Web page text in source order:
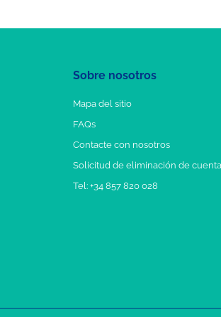
Sobre nosotros
Mapa del sitio
FAQs
Contacte con nosotros
Solicitud de eliminación de cuenta
Tel: +34 857 820 028